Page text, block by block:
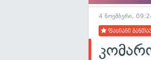
4 ნოემბერი,
ფასიანი